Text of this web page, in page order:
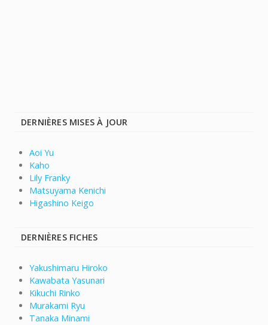
DERNIÈRES MISES À JOUR
Aoi Yu
Kaho
Lily Franky
Matsuyama Kenichi
Higashino Keigo
DERNIÈRES FICHES
Yakushimaru Hiroko
Kawabata Yasunari
Kikuchi Rinko
Murakami Ryu
Tanaka Minami